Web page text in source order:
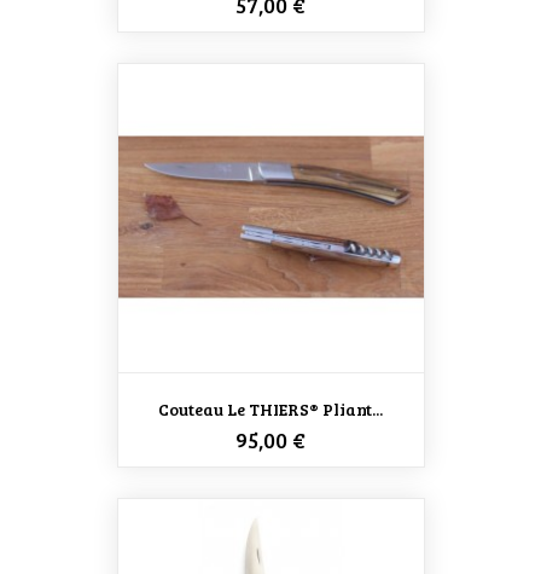
Couteau Le THIERS® Pliant...
Prix
95,00 €